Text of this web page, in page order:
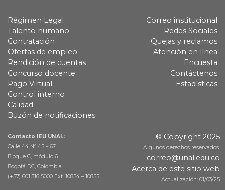
Régimen Legal
Talento humano
Contratación
Ofertas de empleo
Rendición de cuentas
Concurso docente
Pago Virtual
Control interno
Calidad
Buzón de notificaciones
Correo institucional
Redes Sociales
Quejas y reclamos
Atención en línea
Encuesta
Contáctenos
Estadísticas
Contacto IEU UNAL:
Calle 44 Nº 45 – 67
Bloque C, módulo 6.
Bogotá DC, Colombia
(+57) 601 316 5000 Ext. 10854 – 10855
© Copyright 2025
Algunos derechos reservados.
correo@unal.edu.co
Acerca de este sitio web
Actualización: 01/03/25